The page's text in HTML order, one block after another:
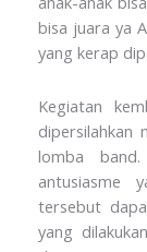
bisa juara ya
yang kerap
Kegiatan
dipersilahkan
lomba
antusiasme
tersebut
yang